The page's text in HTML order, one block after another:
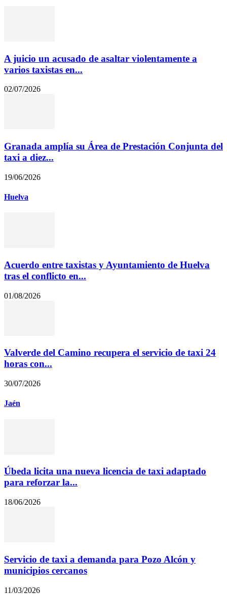
A juicio un acusado de asaltar violentamente a
varios taxistas en...
02/07/2026
Granada amplía su Área de Prestación Conjunta del
taxi a diez...
19/06/2026
Huelva
Acuerdo entre taxistas y Ayuntamiento de Huelva
tras el conflicto en...
01/08/2026
Valverde del Camino recupera el servicio de taxi 24
horas con...
30/07/2026
Jaén
Úbeda licita una nueva licencia de taxi adaptado
para reforzar la...
18/06/2026
Servicio de taxi a demanda para Pozo Alcón y
municipios cercanos
11/03/2026